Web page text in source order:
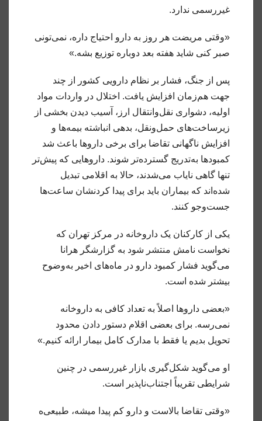
غیررسمی ندارد.
«وقتی مریضت هر روز به دارو احتیاج داره، نمی‌تونی
صبر کنی شاید هفته بعد دوباره توزیع بشه.»
پس از جنگ، فشار بر نظام دارویی کشور از چند
جهت هم‌زمان افزایش یافت. اختلال در واردات مواد
اولیه، دشواری نقل‌وانتقال ارز، آسیب دیدن بخشی از
زیرساخت‌های حمل‌ونقل، بدهی انباشته بیمه‌ها و
افزایش ناگهانی تقاضا برای برخی داروها باعث شد
کمبودها به‌تدریج گسترده‌تر شوند. داروهایی که پیش‌تر
تنها گاهی نایاب می‌شدند، حالا به اقلامی تبدیل
شده‌اند که بیماران باید برای پیدا کردنشان ساعت‌ها
جست‌وجو کنند.
یکی از کارکنان یک داروخانه در مرکز تهران که
نخواست نامش منتشر شود به گزارشگر هرانا
می‌گوید فشار کمبود دارو در ماه‌های اخیر به‌وضوح
بیشتر شده است.
«بعضی داروها اصلاً به تعداد کافی به داروخانه
نمی‌رسه. برای بعضی اقلام دستور دادن محدود
تحویل بدیم یا فقط با مدارک کامل بیمار ارائه کنیم.»
او می‌گوید شکل‌گیری بازار غیررسمی در چنین
شرایطی تقریباً اجتناب‌ناپذیر است.
«وقتی تقاضا بالاست و دارو کم پیدا میشه، طبیعی‌ه